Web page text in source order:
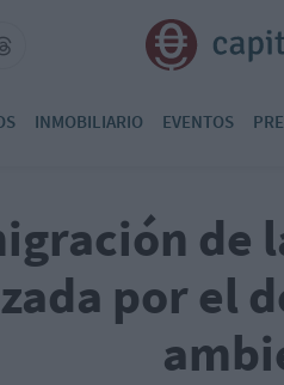
INMOBILIARIO EVENTOS
de
por el